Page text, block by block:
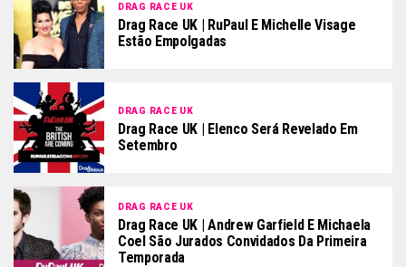
DRAG RACE UK
Drag Race UK | RuPaul E Michelle Visage
Estão Empolgadas
DRAG RACE UK
Drag Race UK | Elenco Será Revelado Em
Setembro
DRAG RACE UK
Drag Race UK | Andrew Garfield E Michaela
Coel São Jurados Convidados Da Primeira
Temporada